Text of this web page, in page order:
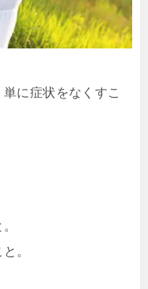
に症状をなくすこ
。